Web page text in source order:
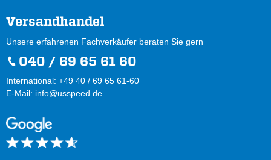
Versandhandel
Unsere erfahrenen Fachverkäufer beraten Sie gern
040 / 69 65 61 60
International: +49 40 / 69 65 61-60
E-Mail: info@usspeed.de